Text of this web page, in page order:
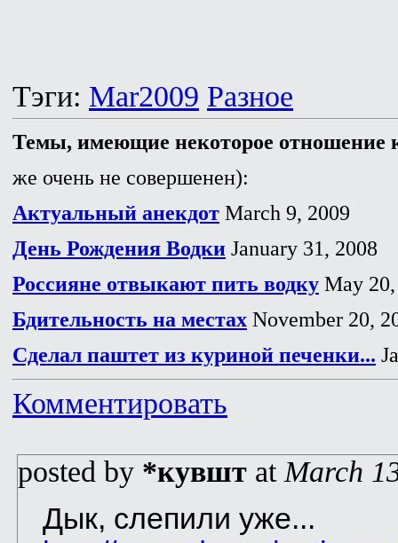
Тэги: Mar2009 Разное
Темы, имеющие некоторое отношение
же очень не совершенен):
Актуальный анекдот March 9, 2009
День Рождения Водки January 31, 2008
Россияне отвыкают пить водку May
Бдительность на местах November 20,
Сделал паштет из куриной печенки...
Комментировать
posted by *кувшт at March
Дык, слепили уже...